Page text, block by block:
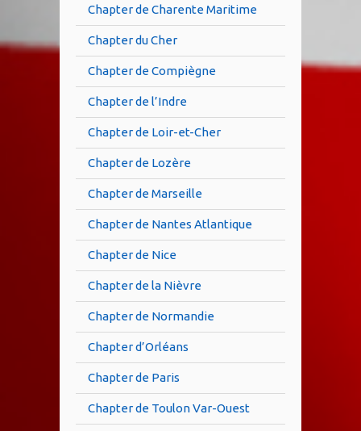
Chapter de Charente Maritime
Chapter du Cher
Chapter de Compiègne
Chapter de l’Indre
Chapter de Loir-et-Cher
Chapter de Lozère
Chapter de Marseille
Chapter de Nantes Atlantique
Chapter de Nice
Chapter de la Nièvre
Chapter de Normandie
Chapter d’Orléans
Chapter de Paris
Chapter de Toulon Var-Ouest